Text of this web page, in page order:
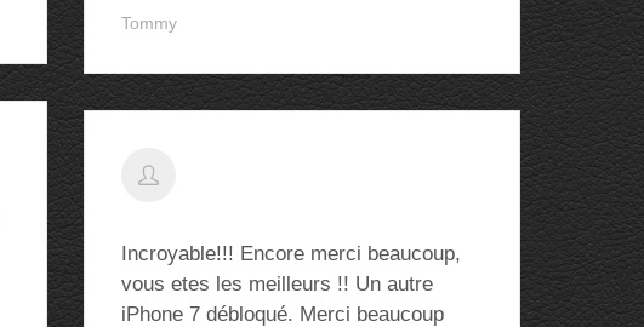
Tommy
Incroyable!!! Encore merci beaucoup,
vous etes les meilleurs !! Un autre
iPhone 7 débloqué. Merci beaucoup